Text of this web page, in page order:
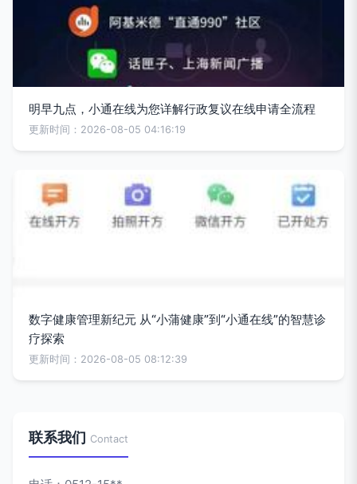
明早九点，小通在线为您详解行政复议在线申请全流程
更新时间：2026-08-05 04:16:19
数字健康管理新纪元 从“小蒲健康”到“小通在线”的智慧诊
疗探索
更新时间：2026-08-05 08:12:39
联系我们 Contact